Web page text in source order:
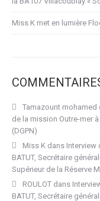
Miss K met en lumière
Tamazount mohamed
de la mission Outre-mer
(DGPN)
Miss K dans Interview
BATUT, Secrétaire
Supérieur de la Réserve
ROULOT dans
BATUT, Secrétaire